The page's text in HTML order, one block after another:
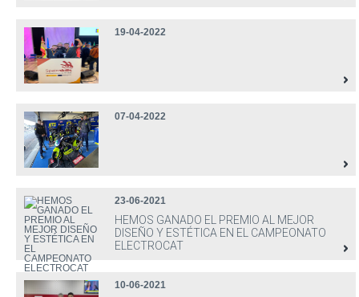
19-04-2022
07-04-2022
23-06-2021
HEMOS GANADO EL PREMIO AL MEJOR
DISEÑO Y ESTÉTICA EN EL CAMPEONATO
ELECTROCAT
10-06-2021